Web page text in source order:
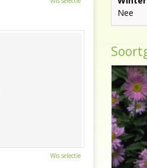
Nee
Wis selectie